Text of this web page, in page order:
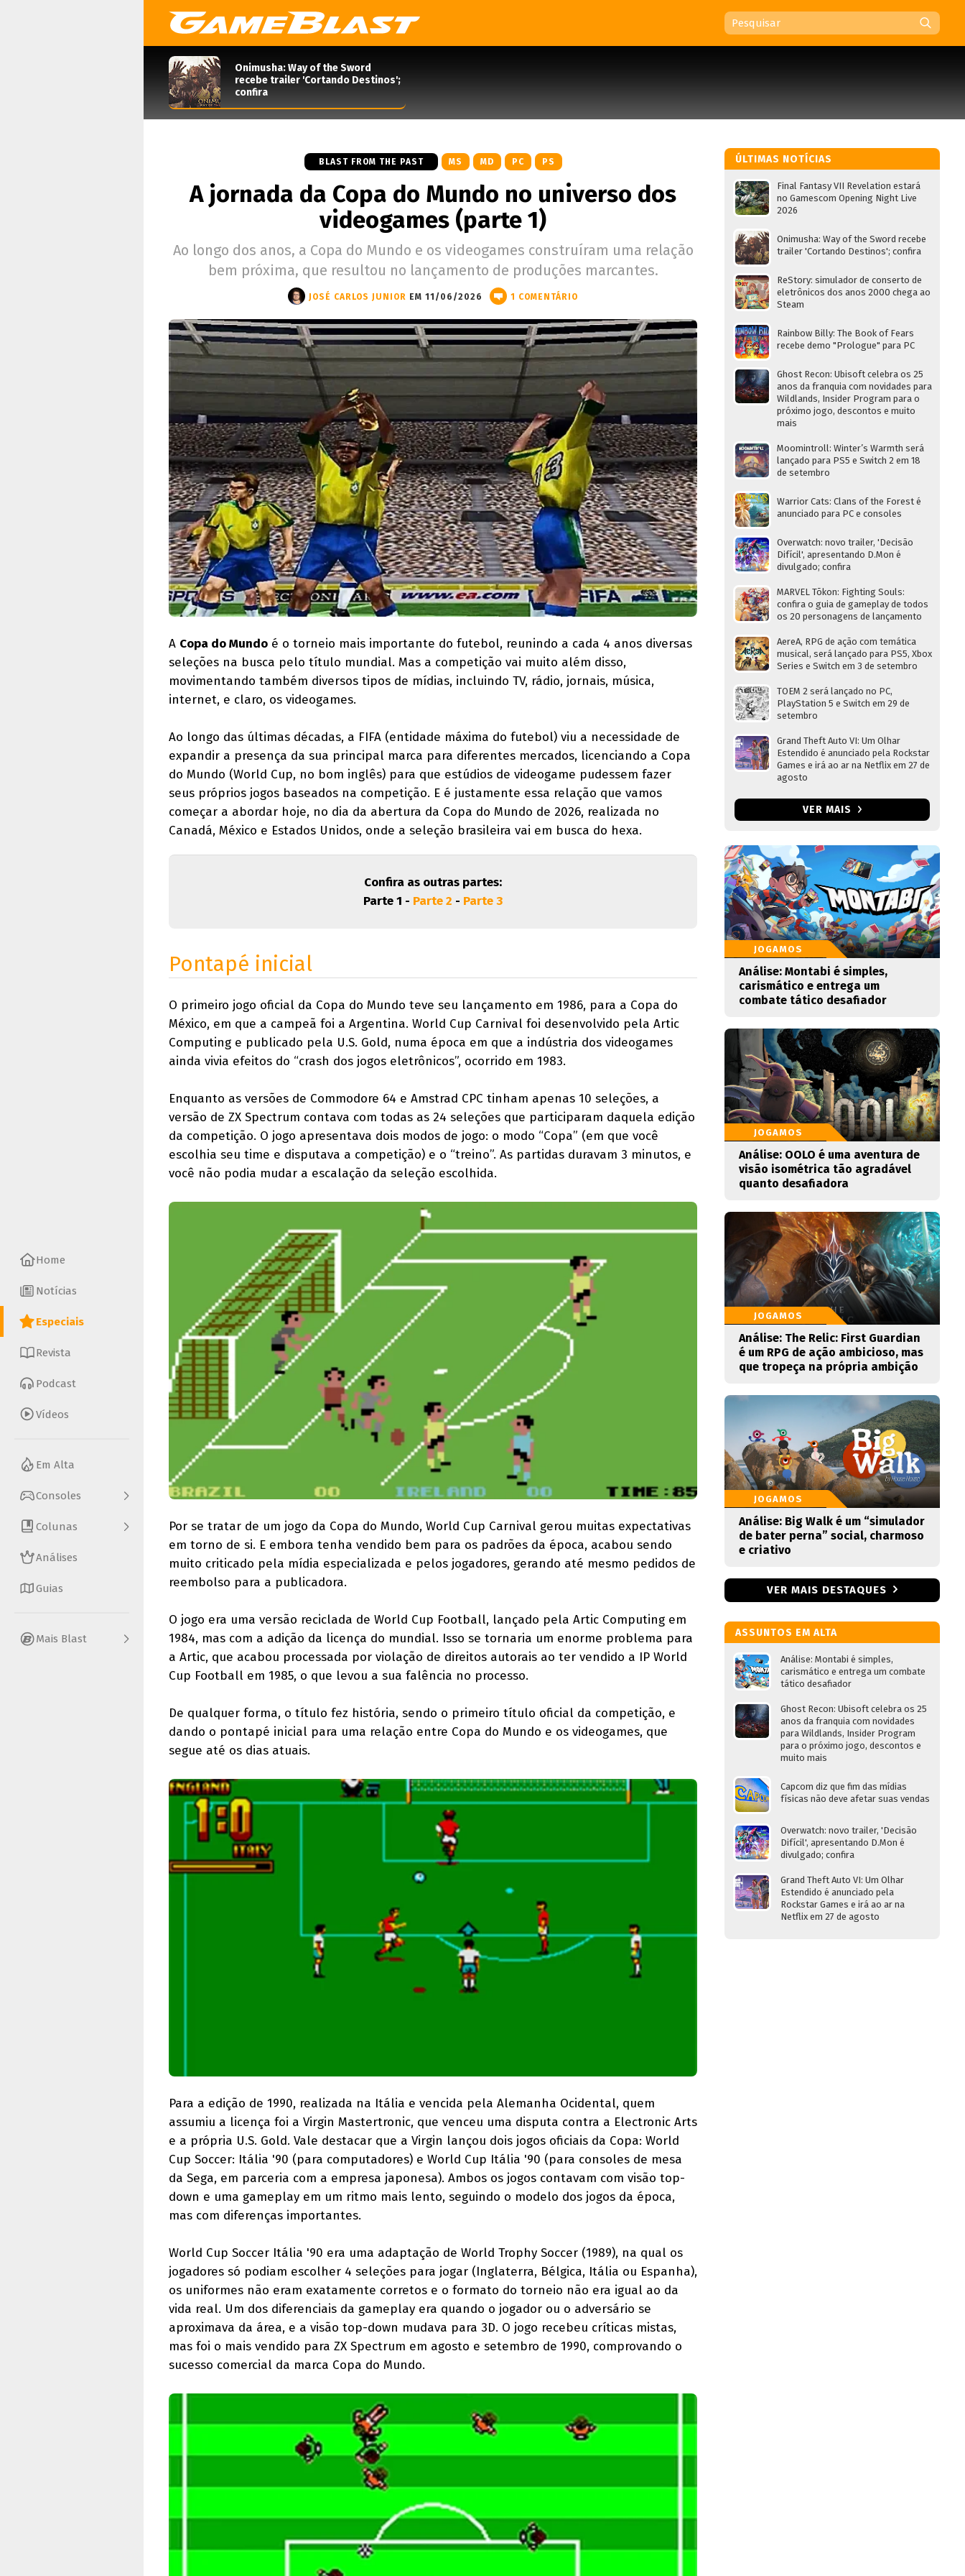
Home
Notícias
Especiais
Revista
Podcast
Vídeos
Em Alta
Consoles
Colunas
Análises
Guias
Mais Blast
Onimusha: Way of the Sword
recebe trailer 'Cortando Destinos';
confira
BLAST FROM THE PAST MS MD PC PS
A jornada da Copa do Mundo no universo dos
videogames (parte 1)
Ao longo dos anos, a Copa do Mundo e os videogames construíram uma relação
bem próxima, que resultou no lançamento de produções marcantes.
JOSÉ CARLOS JUNIOR EM 11/06/2026 1 COMENTÁRIO
A Copa do Mundo é o torneio mais importante do futebol, reunindo a cada 4 anos diversas
seleções na busca pelo título mundial. Mas a competição vai muito além disso,
movimentando também diversos tipos de mídias, incluindo TV, rádio, jornais, música,
internet, e claro, os videogames.
Ao longo das últimas décadas, a FIFA (entidade máxima do futebol) viu a necessidade de
expandir a presença da sua principal marca para diferentes mercados, licenciando a Copa
do Mundo (World Cup, no bom inglês) para que estúdios de videogame pudessem fazer
seus próprios jogos baseados na competição. E é justamente essa relação que vamos
começar a abordar hoje, no dia da abertura da Copa do Mundo de 2026, realizada no
Canadá, México e Estados Unidos, onde a seleção brasileira vai em busca do hexa.
Confira as outras partes:
Parte 1 - Parte 2 - Parte 3
Pontapé inicial
O primeiro jogo oficial da Copa do Mundo teve seu lançamento em 1986, para a Copa do
México, em que a campeã foi a Argentina. World Cup Carnival foi desenvolvido pela Artic
Computing e publicado pela U.S. Gold, numa época em que a indústria dos videogames
ainda vivia efeitos do “crash dos jogos eletrônicos”, ocorrido em 1983.
Enquanto as versões de Commodore 64 e Amstrad CPC tinham apenas 10 seleções, a
versão de ZX Spectrum contava com todas as 24 seleções que participaram daquela edição
da competição. O jogo apresentava dois modos de jogo: o modo “Copa” (em que você
escolhia seu time e disputava a competição) e o “treino”. As partidas duravam 3 minutos, e
você não podia mudar a escalação da seleção escolhida.
Por se tratar de um jogo da Copa do Mundo, World Cup Carnival gerou muitas expectativas
em torno de si. E embora tenha vendido bem para os padrões da época, acabou sendo
muito criticado pela mídia especializada e pelos jogadores, gerando até mesmo pedidos de
reembolso para a publicadora.
O jogo era uma versão reciclada de World Cup Football, lançado pela Artic Computing em
1984, mas com a adição da licença do mundial. Isso se tornaria um enorme problema para
a Artic, que acabou processada por violação de direitos autorais ao ter vendido a IP World
Cup Football em 1985, o que levou a sua falência no processo.
De qualquer forma, o título fez história, sendo o primeiro título oficial da competição, e
dando o pontapé inicial para uma relação entre Copa do Mundo e os videogames, que
segue até os dias atuais.
Para a edição de 1990, realizada na Itália e vencida pela Alemanha Ocidental, quem
assumiu a licença foi a Virgin Mastertronic, que venceu uma disputa contra a Electronic Arts
e a própria U.S. Gold. Vale destacar que a Virgin lançou dois jogos oficiais da Copa: World
Cup Soccer: Itália '90 (para computadores) e World Cup Itália '90 (para consoles de mesa
da Sega, em parceria com a empresa japonesa). Ambos os jogos contavam com visão top-
down e uma gameplay em um ritmo mais lento, seguindo o modelo dos jogos da época,
mas com diferenças importantes.
World Cup Soccer Itália '90 era uma adaptação de World Trophy Soccer (1989), na qual os
jogadores só podiam escolher 4 seleções para jogar (Inglaterra, Bélgica, Itália ou Espanha),
os uniformes não eram exatamente corretos e o formato do torneio não era igual ao da
vida real. Um dos diferenciais da gameplay era quando o jogador ou o adversário se
aproximava da área, e a visão top-down mudava para 3D. O jogo recebeu críticas mistas,
mas foi o mais vendido para ZX Spectrum em agosto e setembro de 1990, comprovando o
sucesso comercial da marca Copa do Mundo.
ÚLTIMAS NOTÍCIAS
Final Fantasy VII Revelation estará
no Gamescom Opening Night Live
2026
Onimusha: Way of the Sword recebe
trailer 'Cortando Destinos'; confira
ReStory: simulador de conserto de
eletrônicos dos anos 2000 chega ao
Steam
Rainbow Billy: The Book of Fears
recebe demo "Prologue" para PC
Ghost Recon: Ubisoft celebra os 25
anos da franquia com novidades para
Wildlands, Insider Program para o
próximo jogo, descontos e muito
mais
Moomintroll: Winter’s Warmth será
lançado para PS5 e Switch 2 em 18
de setembro
Warrior Cats: Clans of the Forest é
anunciado para PC e consoles
Overwatch: novo trailer, 'Decisão
Difícil', apresentando D.Mon é
divulgado; confira
MARVEL Tōkon: Fighting Souls:
confira o guia de gameplay de todos
os 20 personagens de lançamento
AereA, RPG de ação com temática
musical, será lançado para PS5, Xbox
Series e Switch em 3 de setembro
TOEM 2 será lançado no PC,
PlayStation 5 e Switch em 29 de
setembro
Grand Theft Auto VI: Um Olhar
Estendido é anunciado pela Rockstar
Games e irá ao ar na Netflix em 27 de
agosto
VER MAIS
JOGAMOS
Análise: Montabi é simples,
carismático e entrega um
combate tático desafiador
JOGAMOS
Análise: OOLO é uma aventura de
visão isométrica tão agradável
quanto desafiadora
JOGAMOS
Análise: The Relic: First Guardian
é um RPG de ação ambicioso, mas
que tropeça na própria ambição
JOGAMOS
Análise: Big Walk é um “simulador
de bater perna” social, charmoso
e criativo
VER MAIS DESTAQUES
ASSUNTOS EM ALTA
Análise: Montabi é simples,
carismático e entrega um combate
tático desafiador
Ghost Recon: Ubisoft celebra os 25
anos da franquia com novidades
para Wildlands, Insider Program
para o próximo jogo, descontos e
muito mais
Capcom diz que fim das mídias
físicas não deve afetar suas vendas
Overwatch: novo trailer, 'Decisão
Difícil', apresentando D.Mon é
divulgado; confira
Grand Theft Auto VI: Um Olhar
Estendido é anunciado pela
Rockstar Games e irá ao ar na
Netflix em 27 de agosto